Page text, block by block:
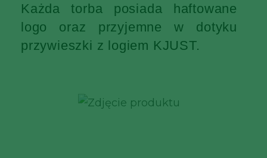
Każda torba posiada haftowane
logo oraz przyjemne w dotyku
przywieszki z logiem KJUST.